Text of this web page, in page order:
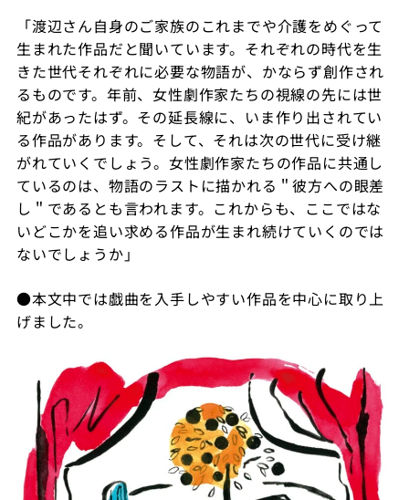
「渡辺さん自身のご家族のこれまでや介護をめぐって
生まれた作品だと聞いています。それぞれの時代を生
きた世代それぞれに必要な物語が、かならず創作され
るものです。年前、女性劇作家たちの視線の先には世
紀があったはず。その延長線に、いま作り出されてい
る作品があります。そして、それは次の世代に受け継
がれていくでしょう。女性劇作家たちの作品に共通し
ているのは、物語のラストに描かれる＂彼方への眼差
し＂であるとも言われます。これからも、ここではな
いどこかを追い求める作品が生まれ続けていくのでは
ないでしょうか」
●本文中では戯曲を入手しやすい作品を中心に取り上
げました。